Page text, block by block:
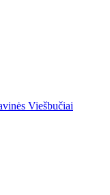
Viešbučiai